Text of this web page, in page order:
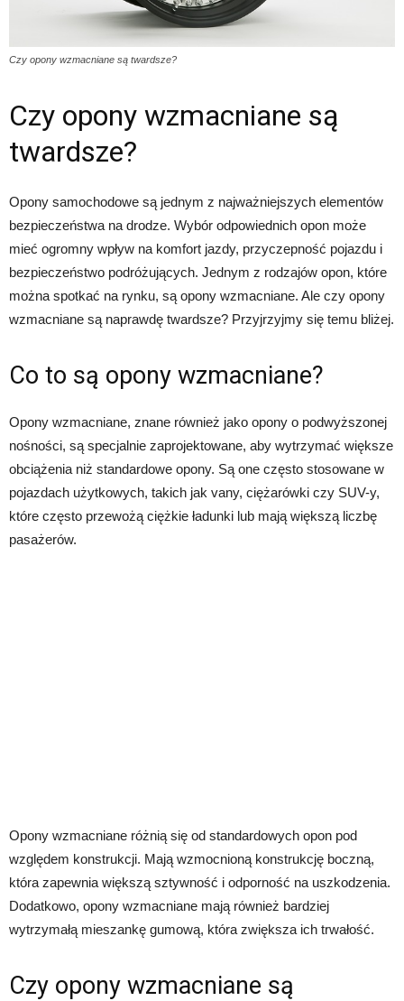
Czy opony wzmacniane są twardsze?
Czy opony wzmacniane są
twardsze?
Opony samochodowe są jednym z najważniejszych elementów
bezpieczeństwa na drodze. Wybór odpowiednich opon może
mieć ogromny wpływ na komfort jazdy, przyczepność pojazdu i
bezpieczeństwo podróżujących. Jednym z rodzajów opon, które
można spotkać na rynku, są opony wzmacniane. Ale czy opony
wzmacniane są naprawdę twardsze? Przyjrzyjmy się temu bliżej.
Co to są opony wzmacniane?
Opony wzmacniane, znane również jako opony o podwyższonej
nośności, są specjalnie zaprojektowane, aby wytrzymać większe
obciążenia niż standardowe opony. Są one często stosowane w
pojazdach użytkowych, takich jak vany, ciężarówki czy SUV-y,
które często przewożą ciężkie ładunki lub mają większą liczbę
pasażerów.
Opony wzmacniane różnią się od standardowych opon pod
względem konstrukcji. Mają wzmocnioną konstrukcję boczną,
która zapewnia większą sztywność i odporność na uszkodzenia.
Dodatkowo, opony wzmacniane mają również bardziej
wytrzymałą mieszankę gumową, która zwiększa ich trwałość.
Czy opony wzmacniane są